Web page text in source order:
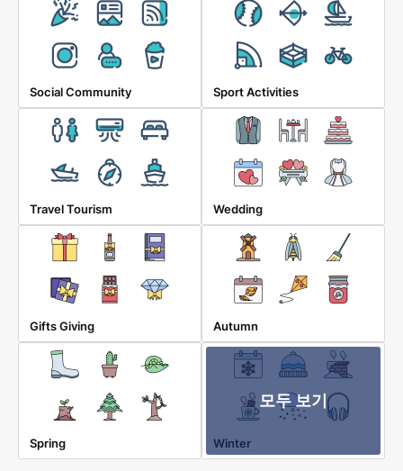
Social Community Sport Activities
Travel Tourism Wedding
Gifts Giving Autumn
Spring
모두 보기
Winter